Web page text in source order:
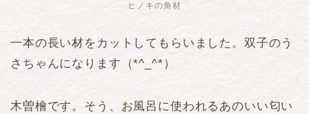
ヒノキの角材
一本の長い材をカットしてもらいました。双子のう
さちゃんになります（*^_^*）
木曽檜です。そう、お風呂に使われるあのいい匂い